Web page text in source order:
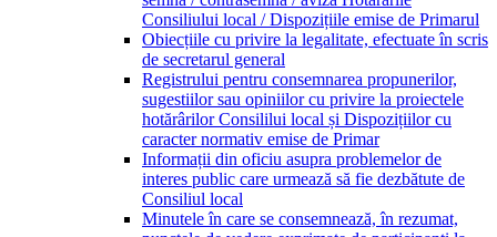
Consiliului local / Dispozițiile emise de Primarul
Obiecțiile cu privire la legalitate, efectuate în scris
de secretarul general
Registrului pentru consemnarea propunerilor,
sugestiilor sau opiniilor cu privire la proiectele
hotărârilor Consililui local și Dispozițiilor cu
caracter normativ emise de Primar
Informații din oficiu asupra problemelor de
interes public care urmează să fie dezbătute de
Consiliul local
Minutele în care se consemnează, în rezumat,